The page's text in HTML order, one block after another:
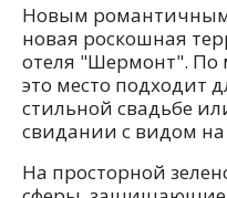
Новым романтичным
новая роскошная
отеля "Шермонт". По
это место подходит
стильной свадьбе
свидании с видом на
На просторной